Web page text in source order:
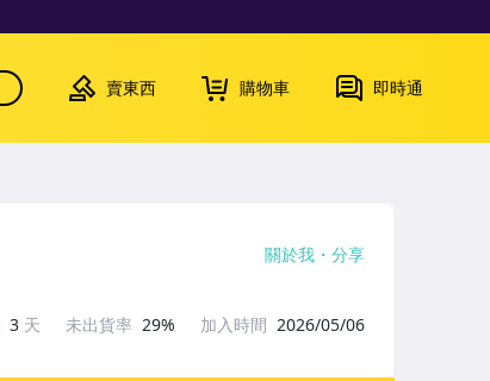
賣東西 購物車 即時通
關於我 分享
3 天 未出貨率 29% 加入時間 2026/05/06